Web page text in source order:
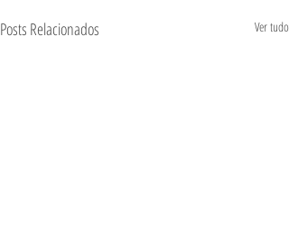
Posts Relacionados Ver tudo